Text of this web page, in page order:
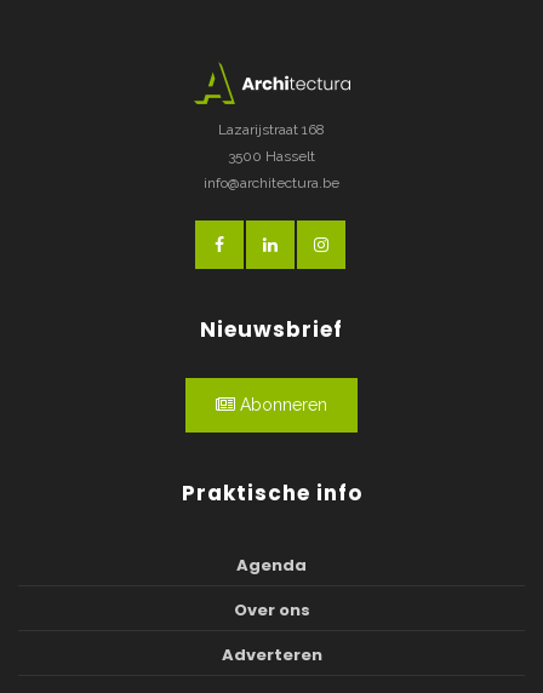
Lazarijstraat 168
3500 Hasselt
info@architectura.be
Nieuwsbrief
Abonneren
Praktische info
Agenda
Over ons
Adverteren